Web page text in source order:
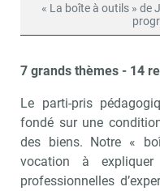
« La boîte à outils » de
7 grands thèmes - 14
Le parti-pris
fondé sur une
des biens. Notre «
vocation à
professionnelles